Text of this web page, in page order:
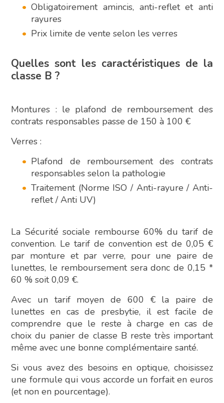
Obligatoirement amincis, anti-reflet et anti
rayures
Prix limite de vente selon les verres
Quelles sont les caractéristiques de la
classe B ?
Montures : le plafond de remboursement des
contrats responsables passe de 150 à 100 €
Verres :
Plafond de remboursement des contrats
responsables selon la pathologie
Traitement (Norme ISO / Anti-rayure / Anti-
reflet / Anti UV)
La Sécurité sociale rembourse 60% du tarif de
convention. Le tarif de convention est de 0,05 €
par monture et par verre, pour une paire de
lunettes, le remboursement sera donc de 0,15 *
60 % soit 0,09 €.
Avec un tarif moyen de 600 € la paire de
lunettes en cas de presbytie, il est facile de
comprendre que le reste à charge en cas de
choix du panier de classe B reste très important
même avec une bonne complémentaire santé.
Si vous avez des besoins en optique, choisissez
une formule qui vous accorde un forfait en euros
(et non en pourcentage).